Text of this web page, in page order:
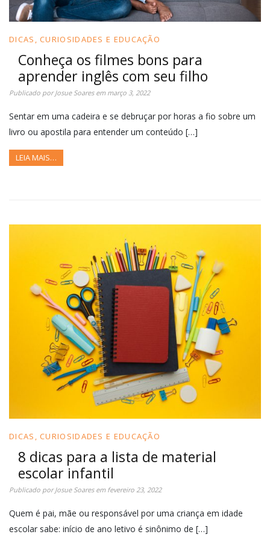
DICAS, CURIOSIDADES E EDUCAÇÃO
Conheça os filmes bons para
aprender inglês com seu filho
Publicado porJosue Soaresem março 3, 2022
Sentar em uma cadeira e se debruçar por horas a fio sobre um
livro ou apostila para entender um conteúdo […]
LEIA MAIS…
DICAS, CURIOSIDADES E EDUCAÇÃO
8 dicas para a lista de material
escolar infantil
Publicado porJosue Soaresem fevereiro 23, 2022
Quem é pai, mãe ou responsável por uma criança em idade
escolar sabe: início de ano letivo é sinônimo de […]